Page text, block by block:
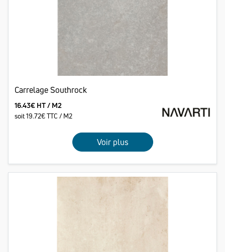
Carrelage Southrock
16.43€ HT / M2
soit 19.72€ TTC / M2
Voir plus